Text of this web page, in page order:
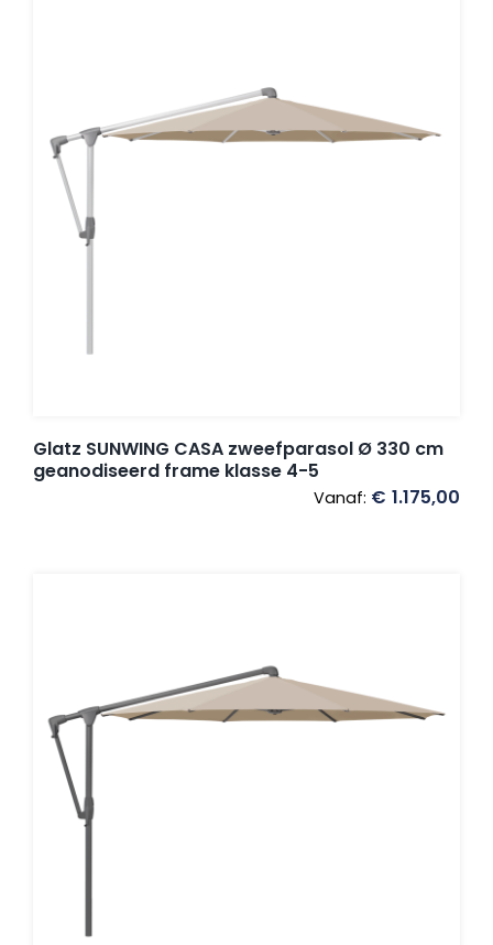
Glatz SUNWING CASA zweefparasol Ø 330 cm
geanodiseerd frame klasse 4-5
Vanaf: € 1.175,00